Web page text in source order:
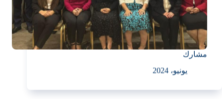
مشارك
يونيو، 2024